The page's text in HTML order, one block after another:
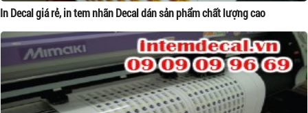
In Decal giá rẻ, in tem nhãn Decal dán sản phẩm chất lượng cao